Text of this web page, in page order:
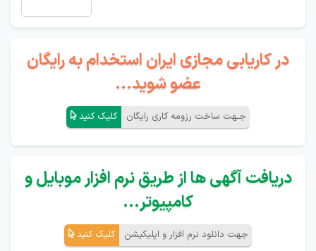
در کاریابی مجازی ایران استخدام به رایگان
عضو شوید...
جـهت ساخت رزومه کاری رایگان کلیک کنید
دریافت آگهی ها از طریق نرم افزار موبایل و
کامپیوتر...
جهت دانلود نرم افزار و اپلیکیشن کلیک کنید